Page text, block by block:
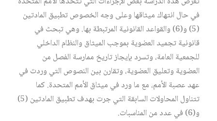
في حال انتهاك ميثاقها وعلى وجه الخصوص تطبيق المادتين
(5) و(6) والقواعد القانونية المرتبطة بها. وهي تبحث في
قانونية تجميد العضوية بموجب الميثاق والنظام الداخلي
للجمعية العامة، وتسرد بإيجاز تاريخ ممارسة الفصل من
العضوية وتعليق العضوية، وتقارن بين النصوص التي وردت في
عهد عصبة الأمم، مع ما ورد في ميثاق الأمم المتحدة. كما
تتناول المحاولات السابقة التي جرت بهدف تطبيق المادتين (5)
و(6) في عدد من المناسبات.